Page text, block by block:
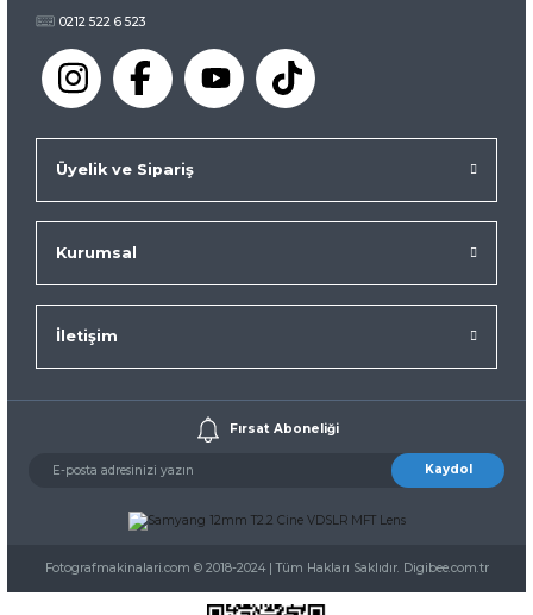
0212 522 6 523
Üyelik ve Sipariş
Kurumsal
İletişim
Fırsat Aboneliği
Kaydol
Fotografmakinalari.com © 2018-2024 | Tüm Hakları Saklıdır. Digibee.com.tr